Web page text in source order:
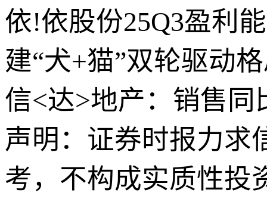
依!依股份25Q3盈利
建“犬+猫”双轮驱动
信<达>地产：销售
声明：证券时报力求
考，不构成实质性投